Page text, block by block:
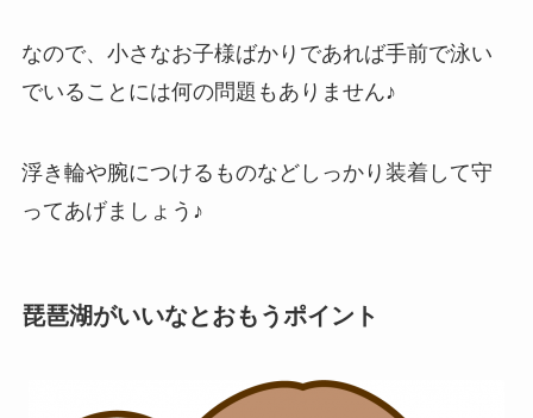
なので、小さなお子様ばかりであれば手前で泳い
でいることには何の問題もありません♪
浮き輪や腕につけるものなどしっかり装着して守
ってあげましょう♪
琵琶湖がいいなとおもうポイント